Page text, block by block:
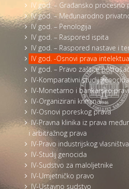
IV god. – Građansko procesno
IV god. – Međunarodno
IV god. – Penologija
IV god. – Raspored ispita
IV god. – Raspored nastave i
IV god. -Osnovi prava
IV god. – Pravo zaštite
IV-Komparativni studij
IV-Monetarno i bankarsko
IV-Organizirani kriminal
IV-Osnovi poreskog prava
IV-Pravna klinika iz prava
i arbitražnog prava
IV-Pravo industrijskog vlasništva
IV-Studij genocida
IV-Sudstvo za maloljetnike
IV-Umjetničko pravo
IV-Ustavno sudstvo